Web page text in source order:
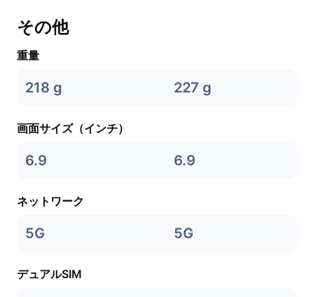
その他
重量
218 g 227 g
画面サイズ（インチ）
6.9 6.9
ネットワーク
5G 5G
デュアルSIM